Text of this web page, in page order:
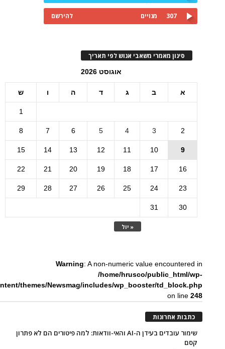
307 מנויים להירשם
סינון מאמרי משאבי אנוש לפי תאריך
אוגוסט 2026
א ב ג ד ה ו ש
« יול
1
2
3
4
5
6
7
8
9
10
11
12
13
14
15
16
17
18
19
20
21
22
23
24
25
26
27
28
29
30
31
Warning: A non-numeric value encountered in
/home/hrusco/public_html/wp-
themes/Newsmag/includes/wp_booster/td_block.php
on line248
כתבות אחרונות
שימור עובדים בעידן ה-AI והאי-וודאות: למה פיטורים הם לא פתרון
קסם